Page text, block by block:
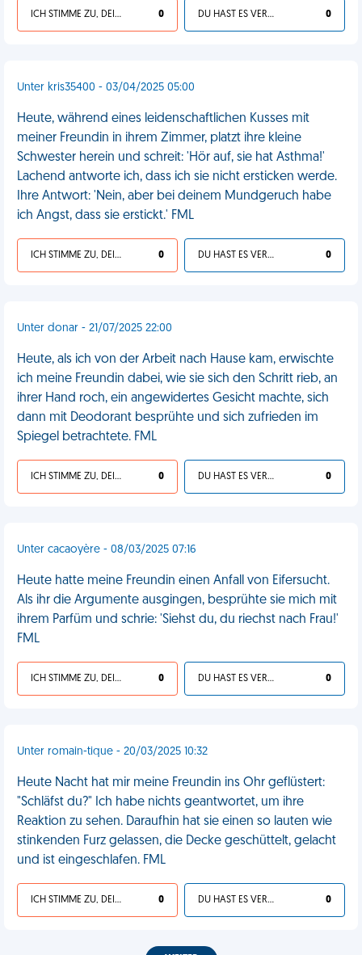
ICH STIMME ZU, DEIN LEBEN IST SCHEISSE 0 DU HAST ES VERDIENT 0
Unter kris35400 - 03/04/2025 05:00
Heute, während eines leidenschaftlichen Kusses mit
meiner Freundin in ihrem Zimmer, platzt ihre kleine
Schwester herein und schreit: 'Hör auf, sie hat Asthma!'
Lachend antworte ich, dass ich sie nicht ersticken werde.
Ihre Antwort: 'Nein, aber bei deinem Mundgeruch habe
ich Angst, dass sie erstickt.' FML
ICH STIMME ZU, DEIN LEBEN IST SCHEISSE 0 DU HAST ES VERDIENT 0
Unter donar - 21/07/2025 22:00
Heute, als ich von der Arbeit nach Hause kam, erwischte
ich meine Freundin dabei, wie sie sich den Schritt rieb, an
ihrer Hand roch, ein angewidertes Gesicht machte, sich
dann mit Deodorant besprühte und sich zufrieden im
Spiegel betrachtete. FML
ICH STIMME ZU, DEIN LEBEN IST SCHEISSE 0 DU HAST ES VERDIENT 0
Unter cacaoyère - 08/03/2025 07:16
Heute hatte meine Freundin einen Anfall von Eifersucht.
Als ihr die Argumente ausgingen, besprühte sie mich mit
ihrem Parfüm und schrie: 'Siehst du, du riechst nach Frau!'
FML
ICH STIMME ZU, DEIN LEBEN IST SCHEISSE 0 DU HAST ES VERDIENT 0
Unter romain-tique - 20/03/2025 10:32
Heute Nacht hat mir meine Freundin ins Ohr geflüstert:
"Schläfst du?" Ich habe nichts geantwortet, um ihre
Reaktion zu sehen. Daraufhin hat sie einen so lauten wie
stinkenden Furz gelassen, die Decke geschüttelt, gelacht
und ist eingeschlafen. FML
ICH STIMME ZU, DEIN LEBEN IST SCHEISSE 0 DU HAST ES VERDIENT 0